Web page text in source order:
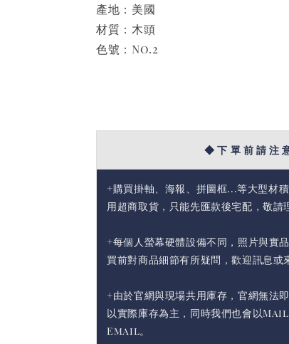
產地：美國
材質：木頭
色號：No.2
◆ 下 單 前 請 注
+購買掛軸、海報、拼圖框...等大型材
用超商取貨，只能先匯款後宅配，敬請
+每個人螢幕硬體設備不同，照片與實
買前對商品細節有所疑問，歡迎訊息或
+由於官網與現場共用庫存，官網無法
以實際庫存為主，同時我們也會以
Email。